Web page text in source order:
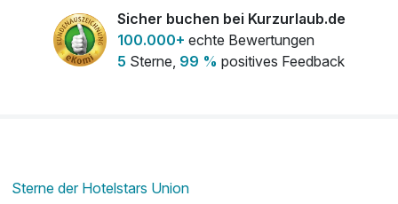
pro Stück Sicher buchen bei Kurzurlaub.de
100.000+ echte Bewertungen
5 Sterne, 99 % positives Feedback
Sterne der Hotelstars Union